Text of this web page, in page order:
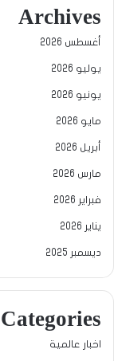
Archives
أغسطس 2026
يوليو 2026
يونيو 2026
مايو 2026
أبريل 2026
مارس 2026
فبراير 2026
يناير 2026
ديسمبر 2025
Categories
اخبار عالمية